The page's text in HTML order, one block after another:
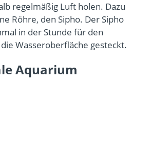
regelmäßig Luft holen. Dazu
Röhre, den Sipho. Der Sipho
in der Stunde für den
Wasseroberfläche gesteckt.
Aquarium